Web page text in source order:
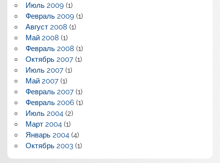
Июль 2009(1)
Февраль 2009(1)
Август 2008 (1)
Май 2008 (1)
Февраль 2008 (1)
Октябрь 2007(1)
Июль 2007(1)
Май 2007(1)
Февраль 2007(1)
Февраль 2006(1)
Июль 2004(2)
Март 2004(1)
Январь 2004(4)
Октябрь 2003(1)